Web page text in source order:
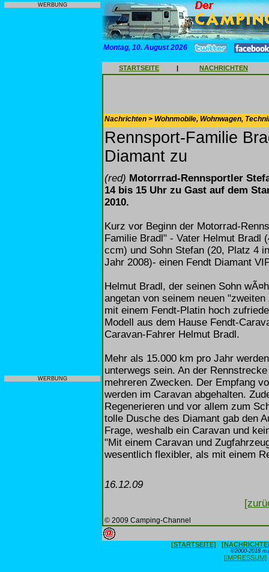
WERBUNG
WERBUNG
Montag, 10. August 2026
STARTSEITE | NACHRICHTEN
Nachrichten > Wohnmobile, Wohnwagen,
Rennsport-Familie
Diamant zu
(red) Motorrrad-Rennsportler
14 bis 15 Uhr zu Gast auf dem
2010.
Kurz vor Beginn der Motorrad-
Familie Bradl" - Vater Helmut Bradl
ccm) und Sohn Stefan (20, Platz 4
Jahr 2008)- einen Fendt Diamant
Helmut Bradl, der seinen Sohn
angetan von seinem neuen
mit einem Fendt-Platin hoch
Modell aus dem Hause Fendt-
Caravan-Fahrer Helmut Bradl.
Mehr als 15.000 km pro Jahr
unterwegs sein. An der
mehreren Zwecken. Der Empfang
werden im Caravan abgehalten.
Regenerieren und vor allem zum
tolle Dusche des Diamant gab den
Frage, weshalb ein Caravan und
"Mit einem Caravan und
wesentlich flexibler, als mit einem
16.12.09
© 2009 Camping-Channel
[STARTSEITE]
©2000-2018
[IMPRESSUM]